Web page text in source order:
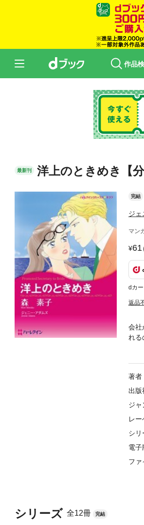
作品
最新刊 洋上のときめき【
完結
ジェ
マン
61
dカ
返品
シリーズ 全12冊 完結
会社
れる
行
著者
出版
ジャ
レー
シリ
電子
ファ